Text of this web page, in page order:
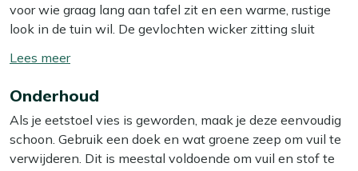
voor wie graag lang aan tafel zit en een warme, rustige
look in de tuin wil. De gevlochten wicker zitting sluit
grijze kussen zorgt voor extra zachtheid tijdens een lange
stoel makkelijk aan of van tafel, omdat hij licht van
gewicht is en niet kan doorroesten. Het wicker is
vochtbestendig, waardoor je stoel jarenlang netjes blijft,
ook als er eens een buitje valt.
Toon/verberg
meer
Onderhoud
Als je eetstoel vies is geworden, maak je deze eenvoudig
schoon. Gebruik een doek en wat groene zeep om vuil te
verwijderen. Dit is meestal voldoende om vuil en stof te